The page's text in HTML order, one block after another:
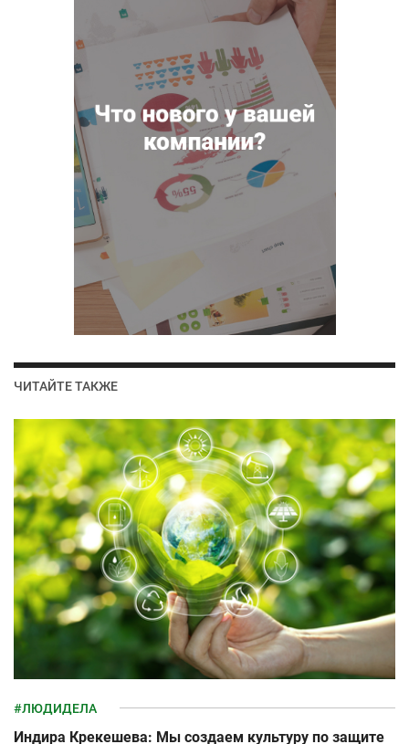
ЧИТАЙТЕ ТАКЖЕ
#ЛЮДИДЕЛА
Индира Крекешева: Мы создаем культуру по защите